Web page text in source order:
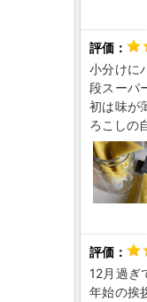
小分けに
段スーパ
初は味が
ろこしの
12月過ぎ
年始の挨